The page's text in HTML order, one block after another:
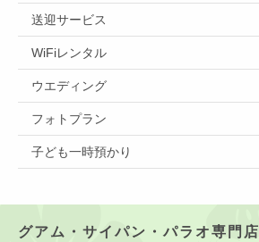
送迎サービス
WiFiレンタル
ウエディング
フォトプラン
子ども一時預かり
グアム・サイパン・パラオ専門店